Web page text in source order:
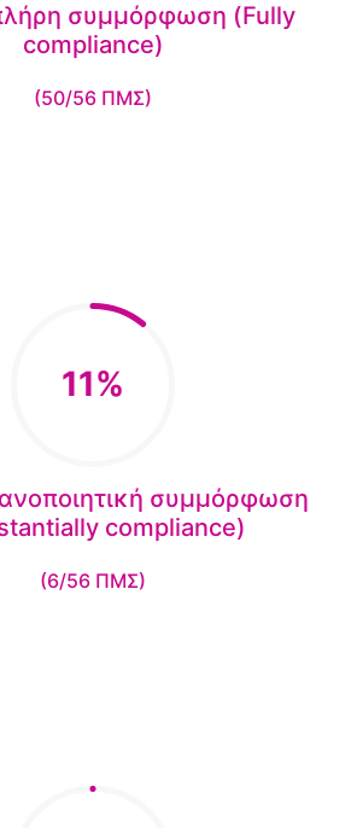
συμμόρφωση (Fully
compliance)
(50/56 ΠΜΣ)
11%
συμμόρφωση
compliance)
(6/56 ΠΜΣ)